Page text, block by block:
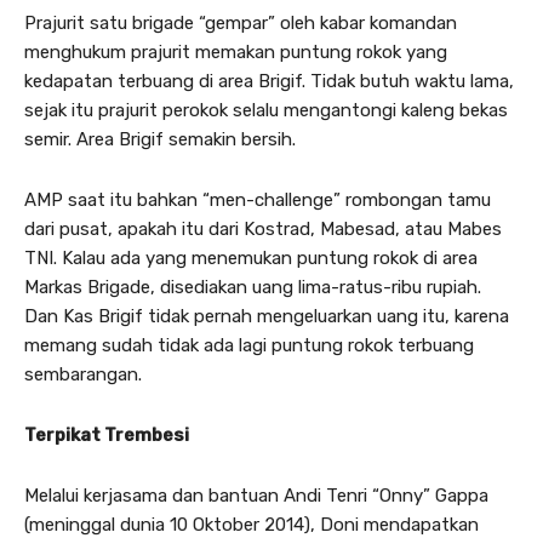
Prajurit satu brigade “gempar” oleh kabar komandan
menghukum prajurit memakan puntung rokok yang
kedapatan terbuang di area Brigif. Tidak butuh waktu lama,
sejak itu prajurit perokok selalu mengantongi kaleng bekas
semir. Area Brigif semakin bersih.
AMP saat itu bahkan “men-challenge” rombongan tamu
dari pusat, apakah itu dari Kostrad, Mabesad, atau Mabes
TNI. Kalau ada yang menemukan puntung rokok di area
Markas Brigade, disediakan uang lima-ratus-ribu rupiah.
Dan Kas Brigif tidak pernah mengeluarkan uang itu, karena
memang sudah tidak ada lagi puntung rokok terbuang
sembarangan.
Terpikat Trembesi
Melalui kerjasama dan bantuan Andi Tenri “Onny” Gappa
(meninggal dunia 10 Oktober 2014), Doni mendapatkan